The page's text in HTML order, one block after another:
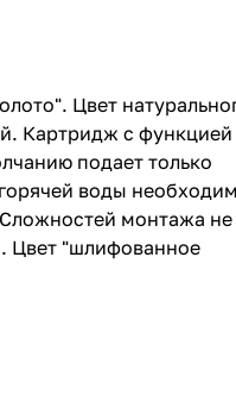
Цвет
Картридж с функцией
подает только
воды
Сложностей монтажа не
Цвет "шлифованное